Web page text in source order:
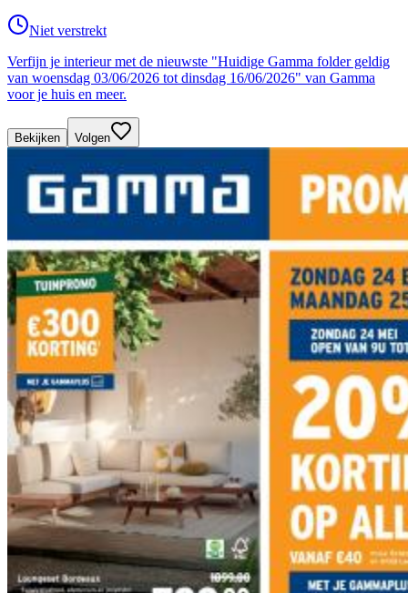
Niet verstrekt
Verfijn je interieur met de nieuwste "Huidige Gamma folder geldig
van woensdag 03/06/2026 tot dinsdag 16/06/2026" van Gamma
voor je huis en meer.
Bekijken Volgen